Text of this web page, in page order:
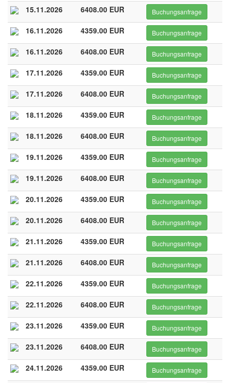
15.11.2026 6408.00 EUR Buchungsanfrage
16.11.2026 4359.00 EUR Buchungsanfrage
16.11.2026 6408.00 EUR Buchungsanfrage
17.11.2026 4359.00 EUR Buchungsanfrage
17.11.2026 6408.00 EUR Buchungsanfrage
18.11.2026 4359.00 EUR Buchungsanfrage
18.11.2026 6408.00 EUR Buchungsanfrage
19.11.2026 4359.00 EUR Buchungsanfrage
19.11.2026 6408.00 EUR Buchungsanfrage
20.11.2026 4359.00 EUR Buchungsanfrage
20.11.2026 6408.00 EUR Buchungsanfrage
21.11.2026 4359.00 EUR Buchungsanfrage
21.11.2026 6408.00 EUR Buchungsanfrage
22.11.2026 4359.00 EUR Buchungsanfrage
22.11.2026 6408.00 EUR Buchungsanfrage
23.11.2026 4359.00 EUR Buchungsanfrage
23.11.2026 6408.00 EUR Buchungsanfrage
24.11.2026 4359.00 EUR Buchungsanfrage